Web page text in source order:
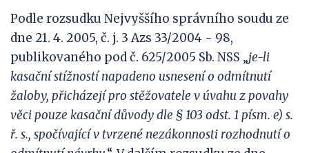
Podle rozsudku Nejvyššího správního soudu ze
dne 21. 4. 2005, č. j. 3 Azs 33/2004 - 98,
publikovaného pod č. 625/2005 Sb. NSS „je-li
kasační stížností napadeno usnesení o odmítnutí
žaloby, přicházejí pro stěžovatele v úvahu z povahy
věci pouze kasační důvody dle § 103 odst. 1 písm. e) s.
ř. s., spočívající v tvrzené nezákonnosti rozhodnutí o